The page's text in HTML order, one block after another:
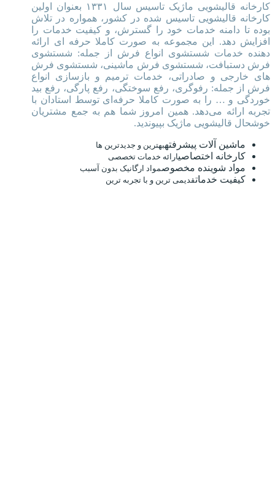
کارخانه قالیشویی ماژیک تاسیس سال ۱۳۳۱ بعنوان اولین
کارخانه قالیشویی تاسیس شده در کشور، همواره در تلاش
بوده تا دامنه خدمات خود را گسترش، و کیفیت خدمات را
افزایش دهد. این مجموعه به صورت کاملا حرفه ای ارائه
دهنده خدمات شستشوی انواع فرش از جمله: شستشوی
فرش دستبافت، شستشوی فرش ماشینی، شستشوی فرش
های خارجی و صادراتی، خدمات ترمیم و بازسازی انواع
فرش از جمله: رفوگری، رفع سوختگی، رفع پارگی، رفع بید
خوردگی و … را به صورت کاملا حرفه‌ای توسط استادان با
تجربه ارائه می‌دهد. همین امروز شما هم به جمع مشتریان
خوشحال قالیشویی ماژیک بپیوندید.
ماشین آلات پیشرفتهبهترین و جدیدترین ها
کارخانه اختصاصیارائه خدمات تخصصی
مواد شوینده مخصوصمواد ارگانیک بدون آسبب
کیفیت خدماتقدیمی ترین و با تجربه ترین